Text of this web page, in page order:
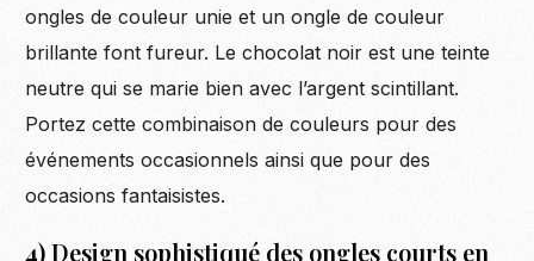
ongles de couleur unie et un ongle de couleur
brillante font fureur. Le chocolat noir est une teinte
neutre qui se marie bien avec l’argent scintillant.
Portez cette combinaison de couleurs pour des
événements occasionnels ainsi que pour des
occasions fantaisistes.
4) Design sophistiqué des ongles courts en